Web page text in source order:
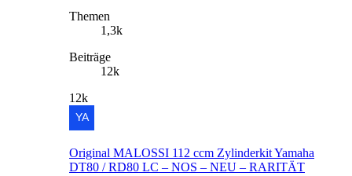
Themen
1,3k
Beiträge
12k
12k
Original MALOSSI 112 ccm Zylinderkit Yamaha
DT80 / RD80 LC – NOS – NEU – RARITÄT